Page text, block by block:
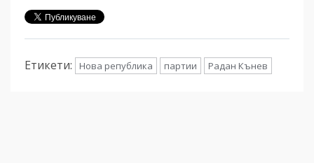
Етикети: Нова република партии Радан Кънев